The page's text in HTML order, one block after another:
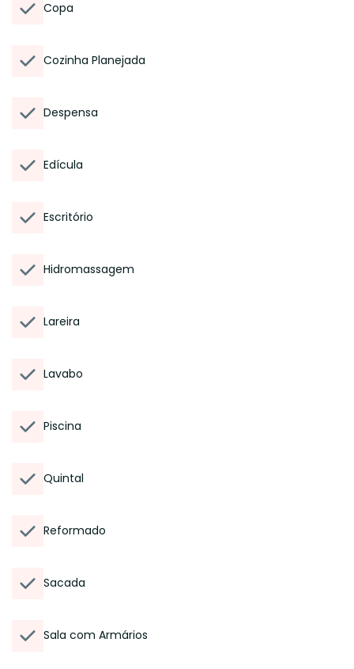
Copa
Cozinha Planejada
Despensa
Edícula
Escritório
Hidromassagem
Lareira
Lavabo
Piscina
Quintal
Reformado
Sacada
Sala com Armários